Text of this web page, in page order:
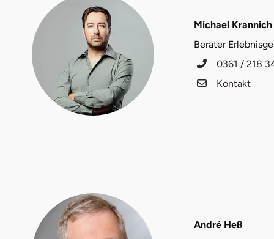
Michael Krannich
Berater
0361 / 218
Kontakt
André Heß
Düsseldorf
Erfurt
Erlangen
Freiburg